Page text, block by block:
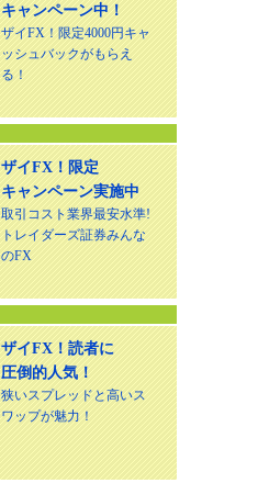
キャンペーン中！
ザイFX！限定4000円キャ
ッシュバックがもらえ
る！
ザイFX！限定
キャンペーン実施中
取引コスト業界最安水準!
トレイダーズ証券みんな
のFX
ザイFX！読者に
圧倒的人気！
狭いスプレッドと高いス
ワップが魅力！